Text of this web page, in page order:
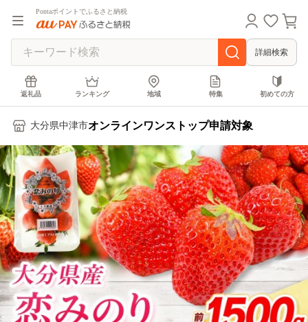
Pontaポイントでふるさと納税
詳細検索
返礼品 ランキング 地域 特集 初めての方
大分県中津市オンラインワンストップ申請対象